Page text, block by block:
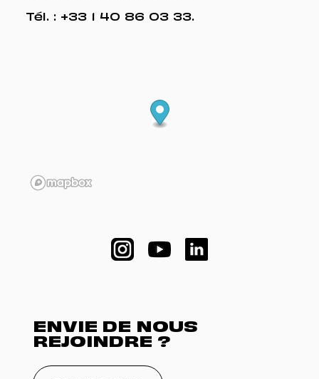
Tél. : +33 1 40 86 03 33.
ENVIE DE NOUS
REJOINDRE ?